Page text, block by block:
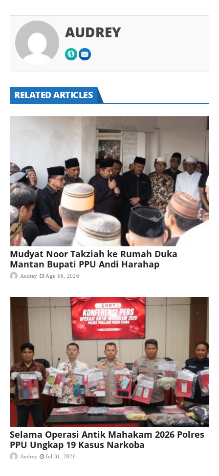
AUDREY
RELATED ARTICLES
Mudyat Noor Takziah ke Rumah Duka
Mantan Bupati PPU Andi Harahap
Audrey Agu 06, 2026
Selama Operasi Antik Mahakam 2026 Polres
PPU Ungkap 19 Kasus Narkoba
Audrey Jul 31, 2026